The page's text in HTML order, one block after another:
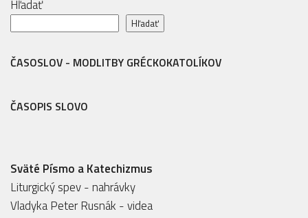
Hľadať
Hľadať
ČASOSLOV - MODLITBY GRÉCKOKATOLÍKOV
ČASOPIS SLOVO
Sväté Písmo a Katechizmus
Liturgický spev - nahrávky
Vladyka Peter Rusnák - videa